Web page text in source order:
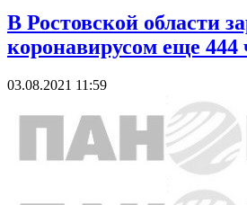
В Ростовской области
коронавирусом еще 444
03.08.2021 11:59